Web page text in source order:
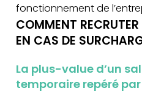
fonctionnement de
COMMENT
EN CAS DE
La plus-value d’un
temporaire repéré par